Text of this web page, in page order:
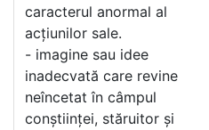
caracterul anormal al
acțiunilor sale.
- imagine sau idee
inadecvată care revine
neîncetat în câmpul
conștiinței, stăruitor și